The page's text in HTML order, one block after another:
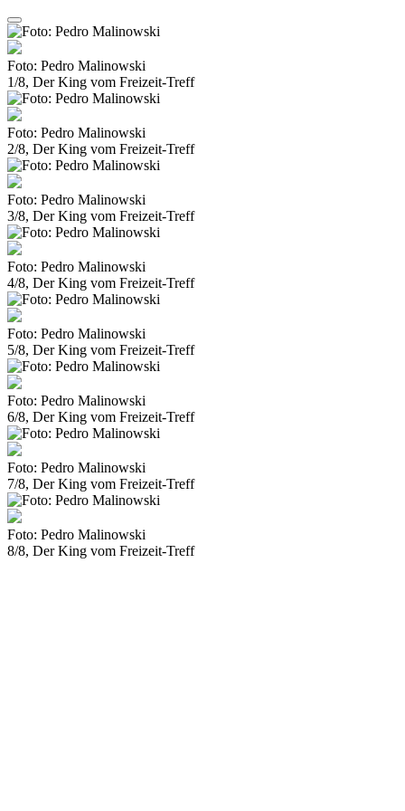
Foto: Pedro Malinowski
1/8, Der King vom Freizeit-Treff
Foto: Pedro Malinowski
2/8, Der King vom Freizeit-Treff
Foto: Pedro Malinowski
3/8, Der King vom Freizeit-Treff
Foto: Pedro Malinowski
4/8, Der King vom Freizeit-Treff
Foto: Pedro Malinowski
5/8, Der King vom Freizeit-Treff
Foto: Pedro Malinowski
6/8, Der King vom Freizeit-Treff
Foto: Pedro Malinowski
7/8, Der King vom Freizeit-Treff
Foto: Pedro Malinowski
8/8, Der King vom Freizeit-Treff